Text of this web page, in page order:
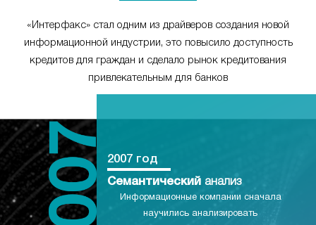
«Интерфакс» стал одним из драйверов создания новой
информационной индустрии, это повысило доступность
кредитов для граждан и сделало рынок кредитования
привлекательным для банков
2007 год
Семантический анализ
Информационные компании сначала
научились анализировать